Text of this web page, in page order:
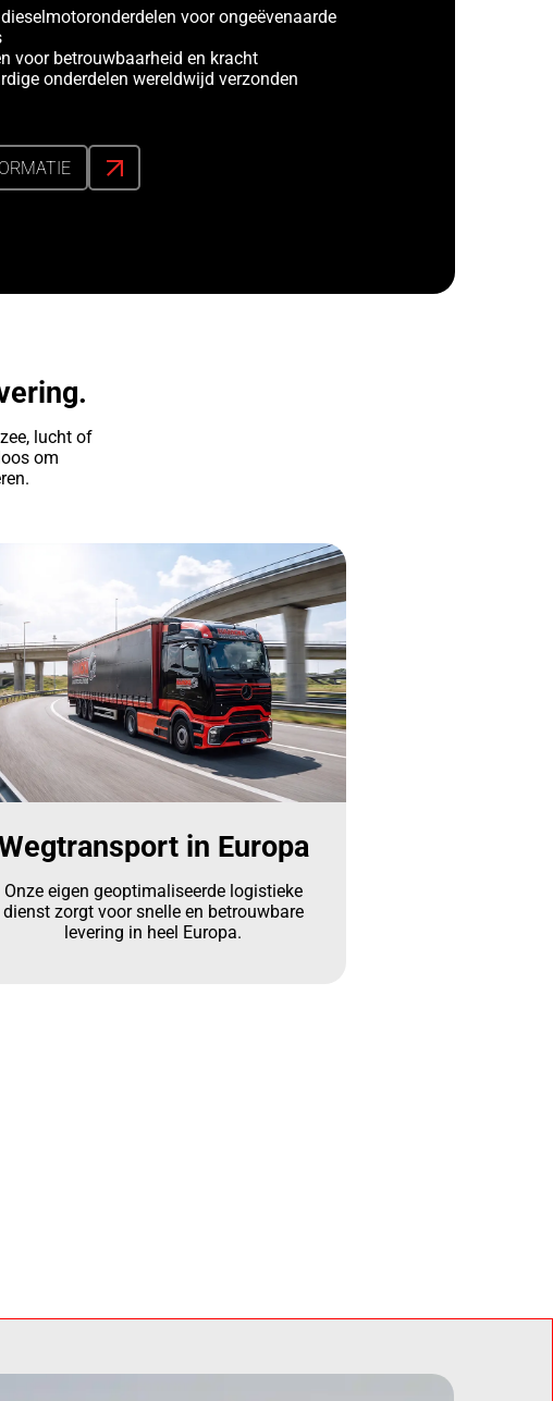
voor ongeëvenaarde
voor betrouwbaarheid en kracht
onderdelen wereldwijd verzonden
lucht of
om
in Europa
Onze eigen geoptimaliseerde logistieke
dienst zorgt voor snelle en betrouwbare
levering in heel Europa.